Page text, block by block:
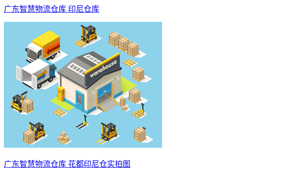
广东智慧物流仓库 印尼仓库
广东智慧物流仓库 花都印尼仓实拍图